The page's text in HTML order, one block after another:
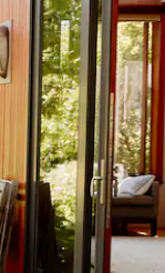
óf door te tikken